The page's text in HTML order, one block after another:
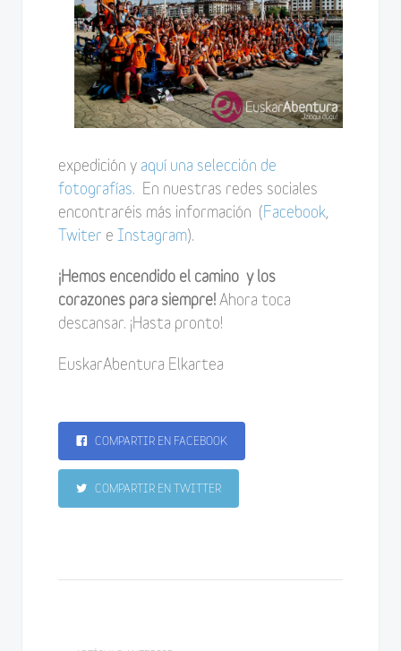
expedición y aquí una selección de
fotografías.
En nuestras redes sociales
encontraréis más información ( Facebook,
Twiter e Instagram).
¡Hemos encendido el camino y los
corazones para siempre! Ahora toca
descansar. ¡Hasta pronto!
EuskarAbentura Elkartea
COMPARTIR EN FACEBOOK
COMPARTIR EN TWITTER